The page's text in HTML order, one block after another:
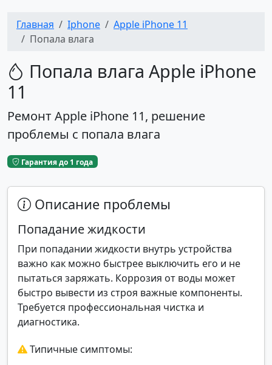
Главная Iphone
Apple iPhone 11
Попала влага
Попала влага Apple iPhone
11
Ремонт Apple iPhone 11, решение
проблемы с попала влага
Гарантия до 1 года
Описание проблемы
Попадание жидкости
При попадании жидкости внутрь устройства
важно как можно быстрее выключить его и не
пытаться заряжать. Коррозия от воды может
быстро вывести из строя важные компоненты.
Требуется профессиональная чистка и
диагностика.
Типичные симптомы: